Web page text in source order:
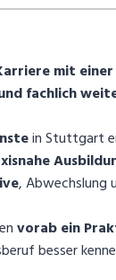
mit
fachlich
in Stuttgart
, Abwechslung
vorab ein
besser